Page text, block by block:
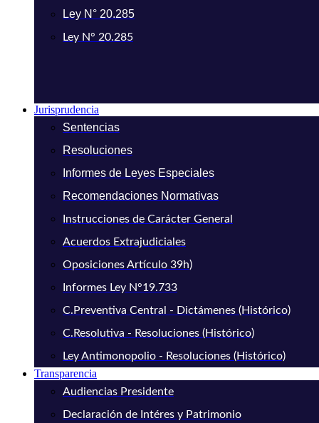
Ley N° 20.285
Ley N° 20.285
Jurisprudencia
Sentencias
Resoluciones
Informes de Leyes Especiales
Recomendaciones Normativas
Instrucciones de Carácter General
Acuerdos Extrajudiciales
Oposiciones Artículo 39h)
Informes Ley N°19.733
C.Preventiva Central - Dictámenes (Histórico)
C.Resolutiva - Resoluciones (Histórico)
Ley Antimonopolio - Resoluciones (Histórico)
Transparencia
Audiencias Presidente
Declaración de Intéres y Patrimonio